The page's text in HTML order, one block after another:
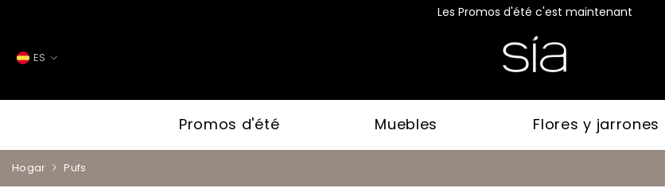
Les Promos d'été c'est maintenant
ES
FR
EN
Promos d'été Muebles Flores y jarrones
Hogar Pufs